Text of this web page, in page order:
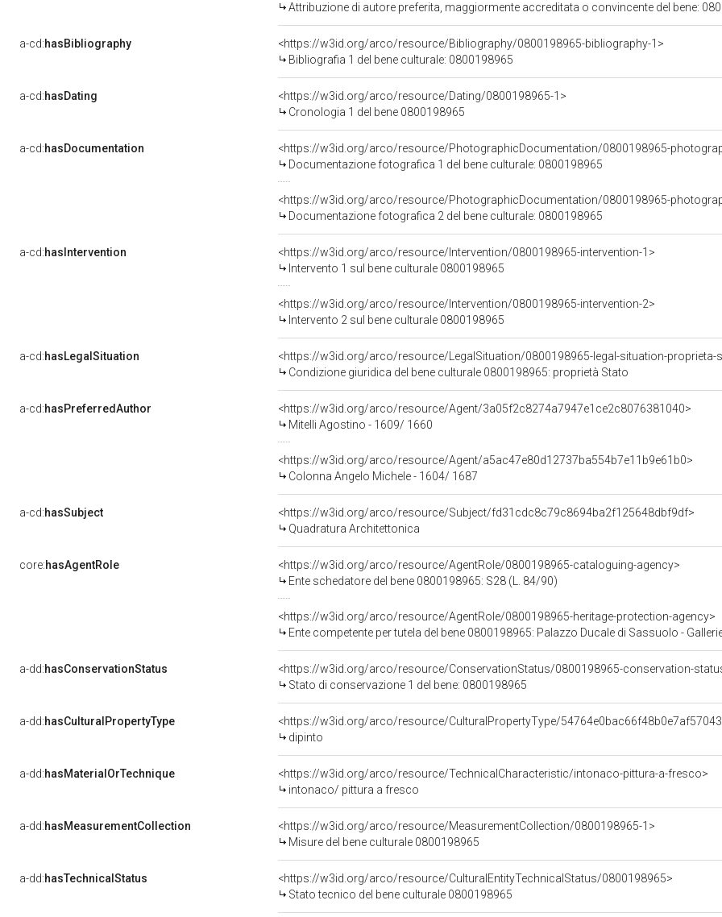
Attribuzione di autore preferita, maggiormente accreditata o convincente del bene:
a-cd:hasBibliography
<https://w3id.org/arco/resource/Bibliography/0800198965-bibliography-1>
Bibliografia 1 del bene culturale: 0800198965
a-cd:hasDating
<https://w3id.org/arco/resource/Dating/0800198965-1>
Cronologia 1 del bene 0800198965
a-cd:hasDocumentation
<https://w3id.org/arco/resource/PhotographicDocumentation/0800198965-
Documentazione fotografica 1 del bene culturale: 0800198965
<https://w3id.org/arco/resource/PhotographicDocumentation/0800198965-
Documentazione fotografica 2 del bene culturale: 0800198965
a-cd:hasIntervention
<https://w3id.org/arco/resource/Intervention/0800198965-intervention-1>
Intervento 1 sul bene culturale 0800198965
<https://w3id.org/arco/resource/Intervention/0800198965-intervention-2>
Intervento 2 sul bene culturale 0800198965
a-cd:hasLegalSituation
<https://w3id.org/arco/resource/LegalSituation/0800198965-legal-situation-proprieta-
Condizione giuridica del bene culturale 0800198965: proprietà Stato
a-cd:hasPreferredAuthor
<https://w3id.org/arco/resource/Agent/3a05f2c8274a7947e1ce2c8076381040>
Mitelli Agostino - 1609/ 1660
<https://w3id.org/arco/resource/Agent/a5ac47e80d12737ba554b7e11b9e61b0>
Colonna Angelo Michele - 1604/ 1687
a-cd:hasSubject
<https://w3id.org/arco/resource/Subject/fd31cdc8c79c8694ba2f125648dbf9df>
Quadratura Architettonica
core:hasAgentRole
<https://w3id.org/arco/resource/AgentRole/0800198965-cataloguing-agency>
Ente schedatore del bene 0800198965: S28 (L. 84/90)
<https://w3id.org/arco/resource/AgentRole/0800198965-heritage-protection-agency>
Ente competente per tutela del bene 0800198965: Palazzo Ducale di Sassuolo -
a-dd:hasConservationStatus
<https://w3id.org/arco/resource/ConservationStatus/0800198965-conservation-
Stato di conservazione 1 del bene: 0800198965
a-dd:hasCulturalPropertyType
<https://w3id.org/arco/resource/CulturalPropertyType/
dipinto
a-dd:hasMaterialOrTechnique
<https://w3id.org/arco/resource/TechnicalCharacteristic/intonaco-pittura-a-fresco>
intonaco/ pittura a fresco
a-dd:hasMeasurementCollection
<https://w3id.org/arco/resource/MeasurementCollection/0800198965-1>
Misure del bene culturale 0800198965
a-dd:hasTechnicalStatus
<https://w3id.org/arco/resource/CulturalEntityTechnicalStatus/0800198965>
Stato tecnico del bene culturale 0800198965